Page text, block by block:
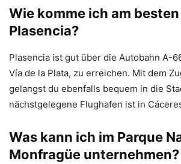
Wie komme ich am
Plasencia?
Plasencia ist gut über die Autobahn A-
Vía de la Plata, zu erreichen. Mit dem
gelangst du ebenfalls bequem in die
nächstgelegene Flughafen ist in
Was kann ich im Parque
Monfragüe unternehmen?